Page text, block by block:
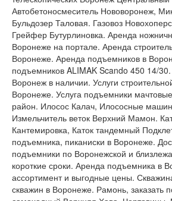
Автобетоносмеситель Нововоронеж,
Бульдозер Таловая. Газовоз
Грейфер Бутурлиновка. Аренда
Воронеже на портале. Аренда
Воронеже. Аренда подъемников в
подъемников ALIMAK Scando 450 14/
Воронеж в наличии. Услуги
Воронеже. Услуга подъемники
район. Илосос Калач, Илососные
Измельчитель веток Верхний Мамон.
Кантемировка, Каток тандемный
подъемника, пиканиски в Воронеже.
подъемники по Воронежской и
короткие сроки. Аренда подъемника в
ассортимент и выгодные цены.
скважин в Воронеже. Рамонь, заказать